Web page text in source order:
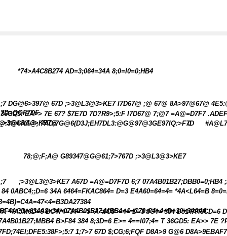
*74>A4C8B274 AD=3;064=34A 8;0=I0=0;HB4
;7 DG@6>397@ 67D ;>3@L3@3>KE7 I7D67@ ;@ 67@ 8A>97@67@
7D>QGF7DF
36GD5: EA>> 7E 67? $7E7D 7D?R9>;5:F I7D67@ 7;@7 =A@=D7F7
;>3@L3@3>KE7@
0
78;@;F;A@ G89347@G@61;7>767D ;>3@L3@3>KE7
;7 ;>3@L3@3>KE7 A67D =A@=D7F7D 6;707A4B01B27;DBB0=0;HB4
84 0ABC4;;D=6 34A 6464=FKAC864= D=3 E4A60=64=4= *4A<L64=B
*4A5M6D=6 BC474=34= =5>A<0C8>=4= D=3 0C4= 384 D514A48CD=6
B>F84 384 8;3D=6 E>= 4==I07;4= T36GD5: EA>> 7E
1;7>7 67D $;CG;6;FQF D8A>9 G@6